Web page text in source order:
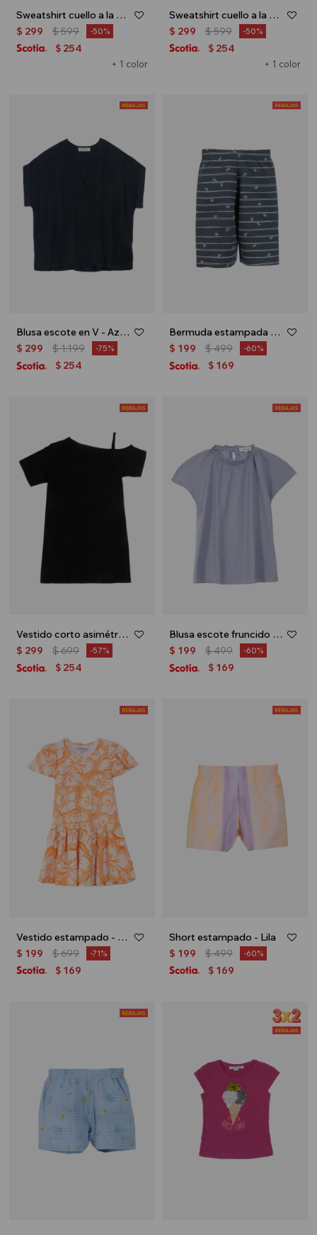
Sweatshirt cuello a la base - Gris melange
+ 1 color
$ 299 $599 50
$ 254
Sweatshirt cuello a la base - Azul
+ 1 color
$ 299 $599 50
$ 254
Blusa escote en V - Azul marino
$ 299 $1.199 75
$ 254
Bermuda estampada - Gris
$ 199 $499 60
$ 169
Vestido corto asimétrico - Negro
$ 299 $699 57
$ 254
Blusa escote fruncido - Celeste
$ 199 $499 60
$ 169
Vestido estampado - Naranja
$ 199 $699 71
$ 169
Short estampado - Lila
$ 199 $499 60
$ 169